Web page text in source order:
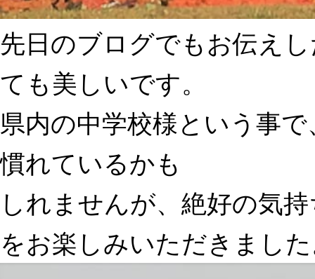
先日のブログでもお伝え
ても美しいです。
県内の中学校様という事
慣れているかも
しれませんが、絶好の気
をお楽しみいただきまし